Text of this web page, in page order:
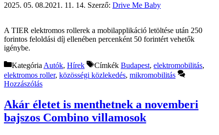
2025. 05. 08.2021. 11. 14. Szerző: Drive Me Baby
A TIER elektromos rollerek a mobilapplikáció letöltése után 250
forintos feloldási díj ellenében percenként 50 forintért vehetők
igénybe.
Kategória Autók, Hírek Címkék Budapest, elektromobilitás,
elektromos roller, közösségi közlekedés, mikromobilitás
Hozzászólás
Akár életet is menthetnek a novemberi
bajszos Combino villamosok